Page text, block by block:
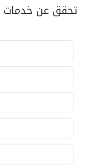
تحقق عن خدمات